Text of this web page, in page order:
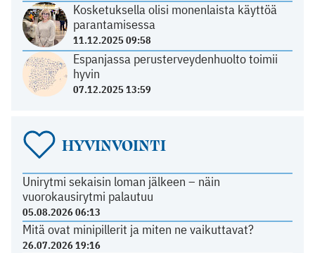
Kosketuksella olisi monenlaista käyttöä
parantamisessa
11.12.2025 09:58
Espanjassa perusterveydenhuolto toimii
hyvin
07.12.2025 13:59
HYVINVOINTI
Unirytmi sekaisin loman jälkeen – näin
vuorokausirytmi palautuu
05.08.2026 06:13
Mitä ovat minipillerit ja miten ne vaikuttavat?
26.07.2026 19:16